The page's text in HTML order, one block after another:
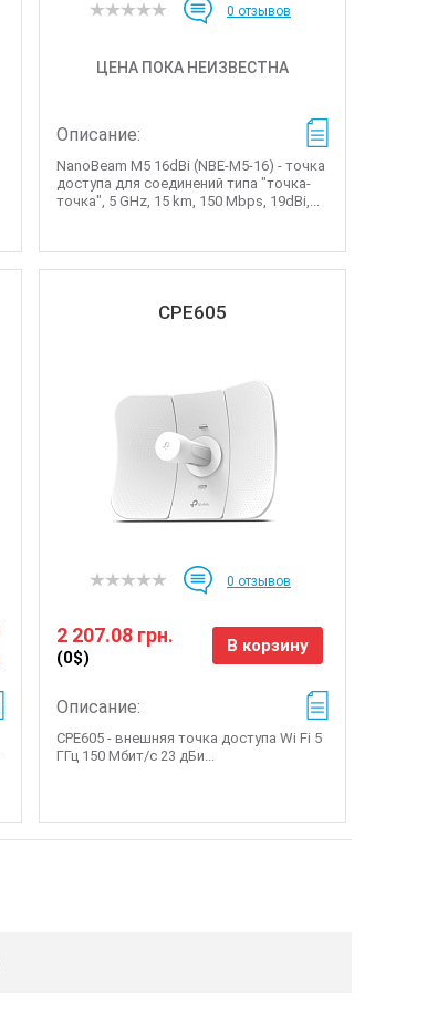
0 отзывов
ЦЕНА ПОКА НЕИЗВЕСТНА
Описание:
NanoBeam M5 16dBi (NBE-M5-16) - точка
доступа для соединений типа "точка-
точка", 5 GHz, 15 km, 150 Mbps, 19dBi,...
CPE605
0 отзывов
2 207.08 грн.
(0$)
В корзину
Описание:
CPE605 - внешняя точка доступа Wi Fi 5
ГГц 150 Мбит/с 23 дБи...